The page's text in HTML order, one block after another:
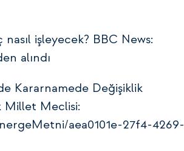
işleyecek? BBC News:
alındı
Kararnamede Değişiklik
Millet Meclisi:
aea0101e-27f4-4269-